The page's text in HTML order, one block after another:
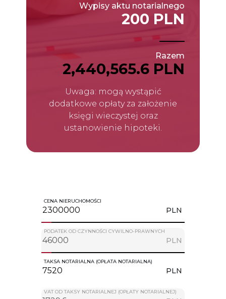
Wypisy aktu notarialnego
200 PLN
Razem
2,440,565.6 PLN
Uwaga: mogą wystąpić
dodatkowe opłaty za założenie
księgi wieczystej oraz
ustanowienie hipoteki.
CENA NIERUCHOMOŚCI
PLN
PODATEK OD CZYNNOŚCI CYWILNO-PRAWNYCH
PLN
TAKSA NOTARIALNA (OPŁATA NOTARIALNA)
PLN
VAT OD TAKSY NOTARIALNEJ (OPŁATY NOTARIALNEJ)